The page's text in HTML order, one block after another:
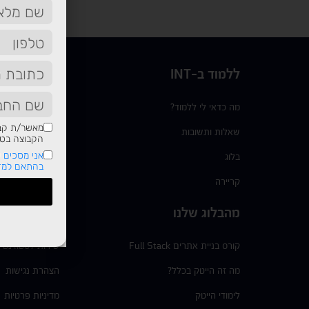
ללמוד ב-INT
מה כדאי לי ללמוד?
שאלות ותשובות
בלוג
קריירה
מהבלוג שלנו
קורס בניית אתרים Full Stack
מה זה הייטק בכלל?
לימודי הייטק
תשמעו
בוגרים
מידע
שירות לסטודנט
הצהרת נגישות
מדיניות פרטיות
מאשר/ת
הקבוצה
אני מסכים
בהתאם